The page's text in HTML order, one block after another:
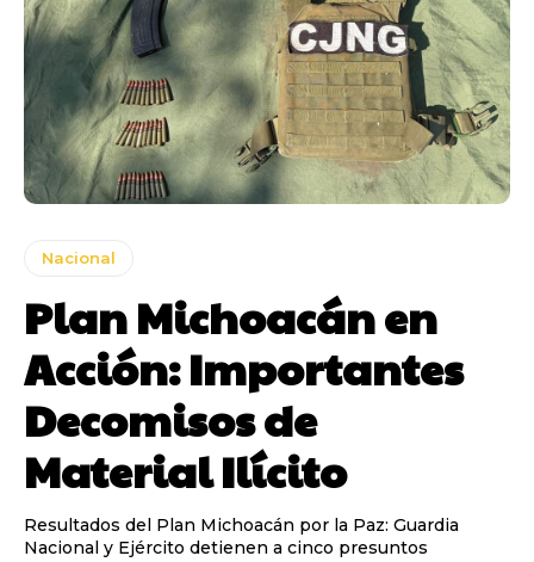
Nacional
Plan Michoacán en
Acción: Importantes
Decomisos de
Material Ilícito
Resultados del Plan Michoacán por la Paz: Guardia
Nacional y Ejército detienen a cinco presuntos